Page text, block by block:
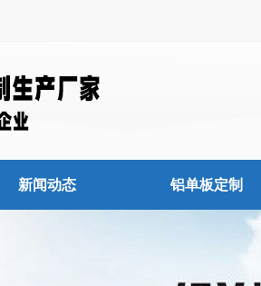
新闻动态 铝单板定制